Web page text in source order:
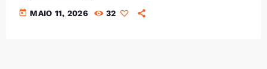
today MAIO 11, 2026 32